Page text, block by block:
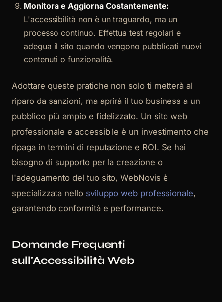
Monitora e Aggiorna Costantemente:
L'accessibilità non è un traguardo, ma un
processo continuo. Effettua test regolari e
adegua il sito quando vengono pubblicati nuovi
contenuti o funzionalità.
Adottare queste pratiche non solo ti metterà al
riparo da sanzioni, ma aprirà il tuo business a un
pubblico più ampio e fidelizzato. Un sito web
professionale e accessibile è un investimento che
ripaga in termini di reputazione e ROI. Se hai
bisogno di supporto per la creazione o
l'adeguamento del tuo sito, WebNovis è
specializzata nello sviluppo web professionale,
garantendo conformità e performance.
Domande Frequenti
sull'Accessibilità Web